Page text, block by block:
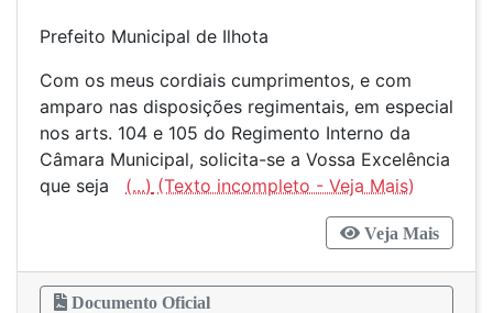
Prefeito Municipal de Ilhota
Com os meus cordiais cumprimentos, e com
amparo nas disposições regimentais, em especial
nos arts. 104 e 105 do Regimento Interno da
Câmara Municipal, solicita-se a Vossa Excelência
que seja (...)
Veja Mais
Documento Oficial